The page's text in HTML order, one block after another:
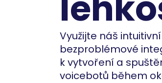
Využijte náš
bezproblémové
k vytvoření a
voicebotů během